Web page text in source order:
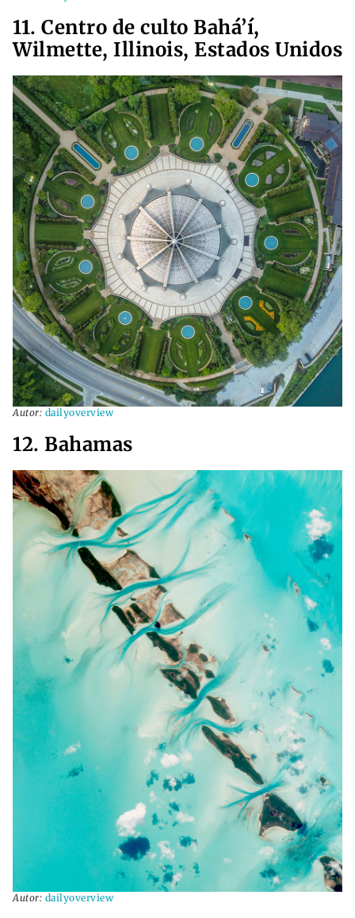
11. Centro de culto Bahá’í,
Wilmette, Illinois, Estados Unidos
Autor: dailyoverview
12. Bahamas
Autor: dailyoverview